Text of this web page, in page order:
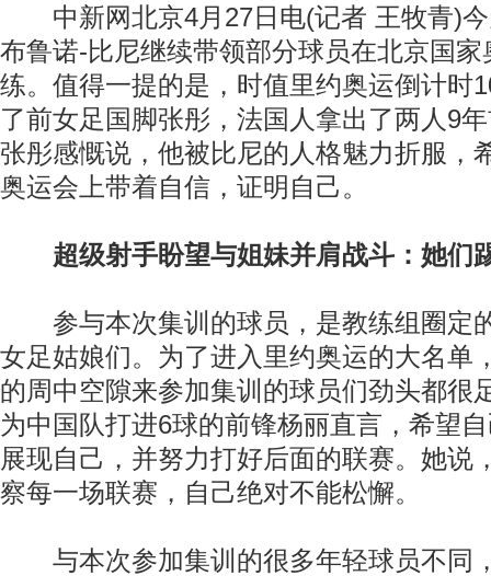
中新网北京4月27日电(记者 王牧青)今
布鲁诺-比尼继续带领部分球员在北京国
练。值得一提的是，时值里约奥运倒计时
了前女足国脚张彤，法国人拿出了两人9
张彤感慨说，他被比尼的人格魅力折服，
奥运会上带着自信，证明自己。
超级射手盼望与姐妹并肩战斗：她们
参与本次集训的球员，是教练组圈定
女足姑娘们。为了进入里约奥运的大名单
的周中空隙来参加集训的球员们劲头都很
为中国队打进6球的前锋杨丽直言，希望
展现自己，并努力打好后面的联赛。她说
察每一场联赛，自己绝对不能松懈。
与本次参加集训的很多年轻球员不同